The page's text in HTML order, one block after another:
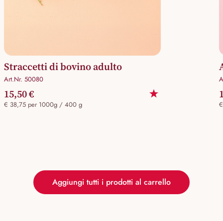
Straccetti di bovino adulto
Art.Nr. 50080
15,50 €
€ 38,75 per 1000g / 400 g
Aggiungi tutti i prodotti al carrello